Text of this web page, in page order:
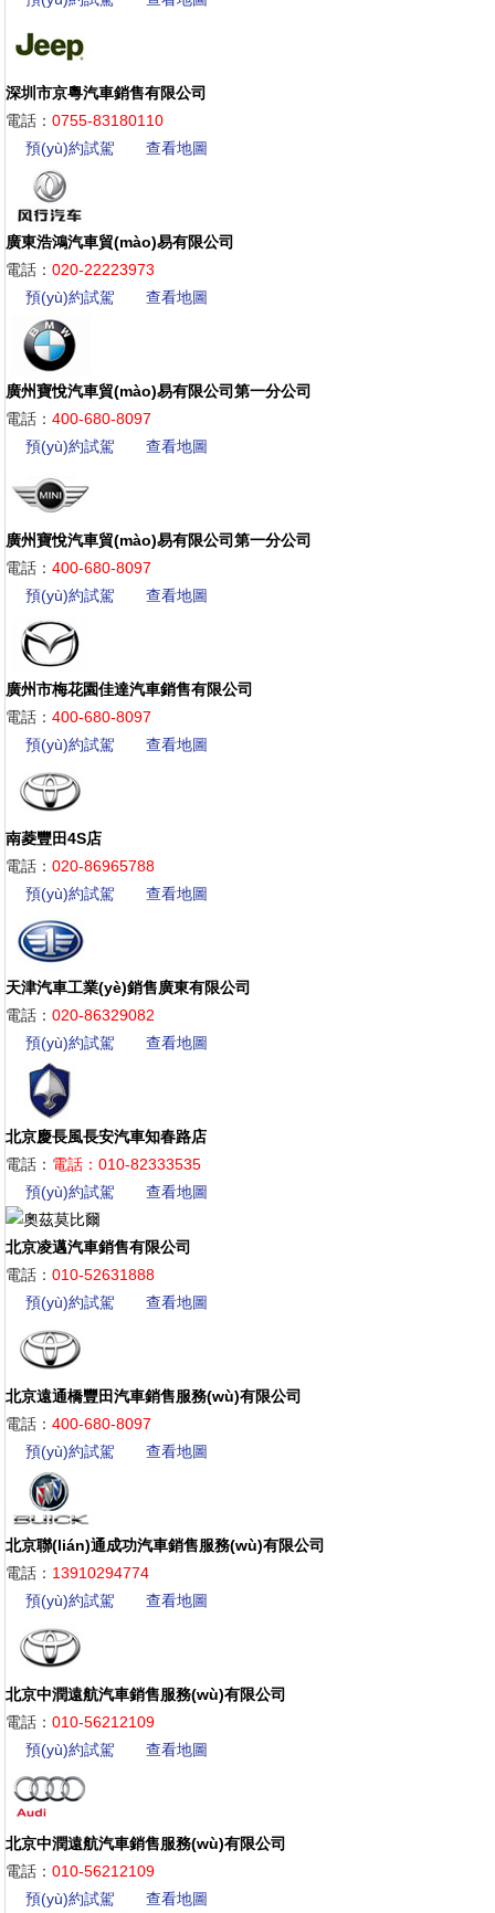
深圳市京粵汽車銷售有限公司
電話： 0755-83180110
預(yù)約試駕
查看地圖
廣東浩鴻汽車貿(mào)易有限公司
電話： 020-22223973
預(yù)約試駕
查看地圖
廣州寶悅汽車貿(mào)易有限公司第一分公司
電話： 400-680-8097
預(yù)約試駕
查看地圖
廣州寶悅汽車貿(mào)易有限公司第一分公司
電話： 400-680-8097
預(yù)約試駕
查看地圖
廣州市梅花園佳達汽車銷售有限公司
電話： 400-680-8097
預(yù)約試駕
查看地圖
南菱豐田4S店
電話： 020-86965788
預(yù)約試駕
查看地圖
天津汽車工業(yè)銷售廣東有限公司
電話： 020-86329082
預(yù)約試駕
查看地圖
北京慶長風長安汽車知春路店
電話： 電話：010-82333535
預(yù)約試駕
查看地圖
北京凌邁汽車銷售有限公司
電話： 010-52631888
預(yù)約試駕
查看地圖
北京遠通橋豐田汽車銷售服務(wù)有限公司
電話： 400-680-8097
預(yù)約試駕
查看地圖
北京聯(lián)通成功汽車銷售服務(wù)有限公司
電話： 13910294774
預(yù)約試駕
查看地圖
北京中潤遠航汽車銷售服務(wù)有限公司
電話： 010-56212109
預(yù)約試駕
查看地圖
北京中潤遠航汽車銷售服務(wù)有限公司
電話： 010-56212109
預(yù)約試駕
查看地圖